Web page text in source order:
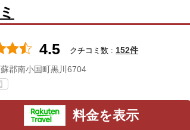
4.5 クチコミ数 : 152件
郡南小国町黒川6704
料金を表示